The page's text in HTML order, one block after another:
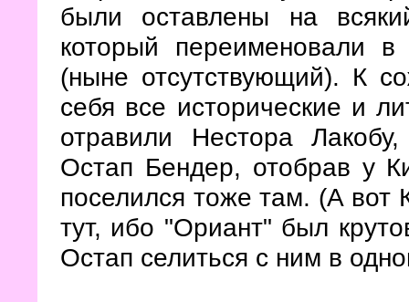
были оставлены на
который переименовали
(ныне отсутствующий). К
себя все исторические и
отравили Нестора
Остап Бендер, отобрав у
поселился тоже там. (А вот
тут, ибо "Ориант" был
Остап селиться с ним в